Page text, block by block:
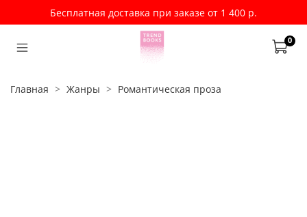
Бесплатная доставка при заказе от 1 400 р.
0
Главная Жанры Романтическая проза